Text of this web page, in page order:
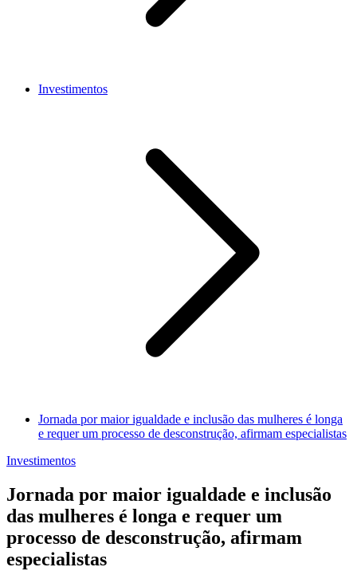
Investimentos
Jornada por maior igualdade e inclusão das mulheres é longa
e requer um processo de desconstrução, afirmam especialistas
Investimentos
Jornada por maior igualdade e inclusão
das mulheres é longa e requer um
processo de desconstrução, afirmam
especialistas